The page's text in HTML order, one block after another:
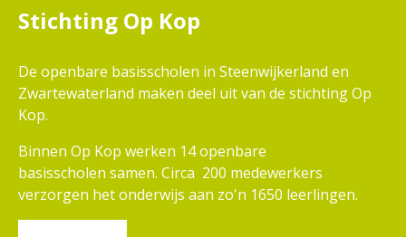
Stichting Op Kop
De openbare basisscholen in Steenwijkerland en
Zwartewaterland maken deel uit van de stichting Op
Kop.
Binnen Op Kop werken 14 openbare
basisscholen samen. Circa 200 medewerkers
verzorgen het onderwijs aan zo'n 1650 leerlingen.